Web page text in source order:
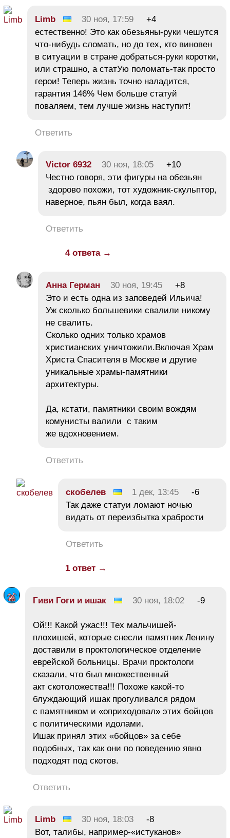
Limb 30 ноя, 17:59
+4
естественно! Это как обезьяны-руки чешутся
что-нибудь сломать, но до тех, кто виновен
в ситуации в стране добраться-руки коротки,
или страшно, а статУю поломать-так просто
герои! Теперь жизнь точно наладится,
гарантия 146% Чем больше статуй
поваляем, тем лучше жизнь наступит!
Ответить
Victor 6932 30 ноя, 18:05
+10
Честно говоря, эти фигуры на обезьян
здорово похожи, тот художник-скульптор,
наверное, пьян был, когда ваял.
Ответить
4 ответа →
Анна Герман 30 ноя, 19:45
+8
Это и есть одна из заповедей Ильича!
Уж сколько большевики свалили никому
не свалить.
Сколько одних только храмов
христианских уничтожили.Включая Храм
Христа Спасителя в Москве и другие
уникальные храмы-памятники
архитектуры.
Да, кстати, памятники своим вождям
комунисты валили с таким
же вдохновением.
Ответить
скобелев 1 дек, 13:45
-6
Так даже статуи ломают ночью
видать от переизбытка храбрости
Ответить
1 ответ →
Гиви Гоги и ишак 30 ноя, 18:02 -9
Ой!!! Какой ужас!!! Тех мальчишей-
плохишей, которые снесли памятник Ленину
доставили в проктологическое отделение
еврейской больницы. Врачи проктологи
сказали, что был множественный
акт скотоложества!!! Похоже какой-то
блуждающий ишак прогуливался рядом
с памятником и «оприходовал» этих бойцов
с политическими идолами.
Ишак принял этих «бойцов» за себе
подобных, так как они по поведению явно
подходят под скотов.
Ответить
Limb 30 ноя, 18:03
-8
Вот, талибы, например-«истуканов»